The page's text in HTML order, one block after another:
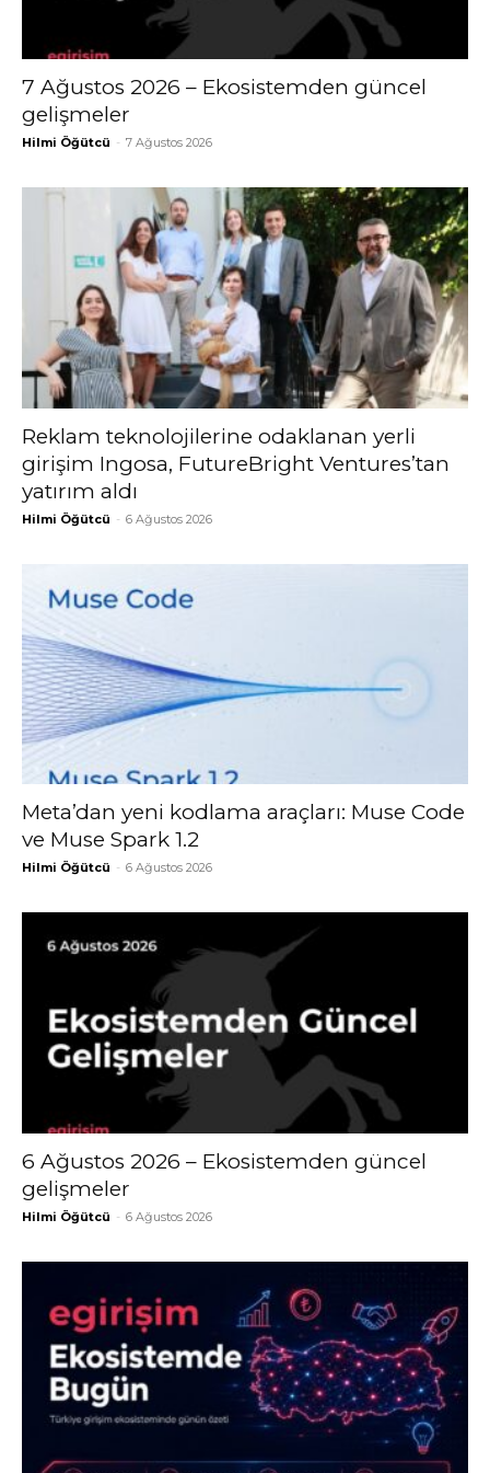
7 Ağustos 2026 – Ekosistemden güncel
gelişmeler
Hilmi Öğütcü - 7 Ağustos 2026
Reklam teknolojilerine odaklanan yerli
girişim Ingosa, FutureBright Ventures’tan
yatırım aldı
Hilmi Öğütcü - 6 Ağustos 2026
Meta’dan yeni kodlama araçları: Muse Code
ve Muse Spark 1.2
Hilmi Öğütcü - 6 Ağustos 2026
6 Ağustos 2026 – Ekosistemden güncel
gelişmeler
Hilmi Öğütcü - 6 Ağustos 2026